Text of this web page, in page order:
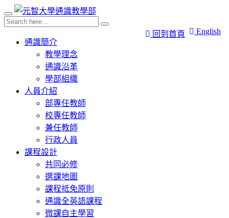
English
回到首頁
通識簡介
教學理念
通識沿革
學部組織
人員介紹
部專任教師
校專任教師
兼任教師
行政人員
課程設計
共同必修
選課地圖
課程抵免原則
通識全英語課程
微課自主學習